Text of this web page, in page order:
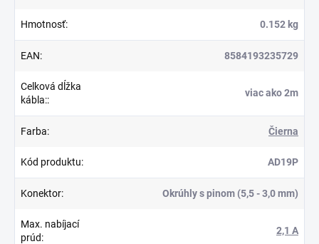
Hmotnosť: 0.152 kg
EAN: 8584193235729
Celková dĺžka
kábla::
viac ako 2m
Farba: Čierna
Kód produktu: AD19P
Konektor: Okrúhly s pinom (5,5 - 3,0 mm)
Max. nabíjací
prúd:
2,1 A